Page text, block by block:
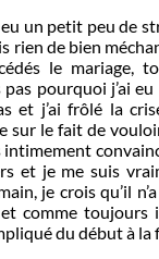
un petit peu de
rien de bien
le mariage,
pourquoi j’ai eu
et j’ai frôlé la
sur le fait de
intimement
et je me suis
je crois qu’il
comme toujours
du début à la